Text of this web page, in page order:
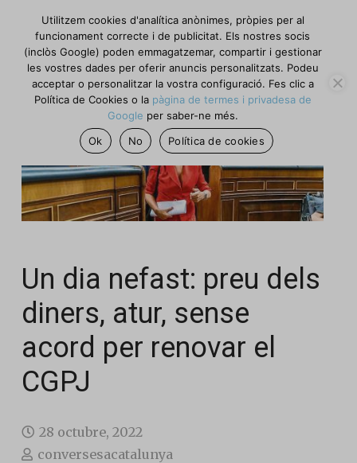
Un dia nefast: preu dels
diners, atur, sense
acord per renovar el
CGPJ
28 octubre, 2022
conversesacatalunya
Utilitzem cookies d'analítica anònimes, pròpies per al
funcionament correcte i de publicitat. Els nostres socis
(inclòs Google) poden emmagatzemar, compartir i gestionar
les vostres dades per oferir anuncis personalitzats. Podeu
acceptar o personalitzar la vostra configuració. Fes clic a
Política de Cookies o la pàgina de termes i privadesa de
Google per saber-ne més.
Ok
No Política de cookies